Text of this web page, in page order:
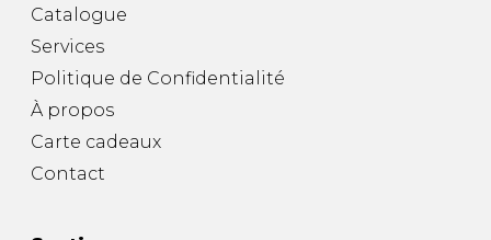
Catalogue
Services
Politique de Confidentialité
À propos
Carte cadeaux
Contact